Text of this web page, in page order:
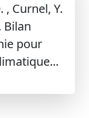
, Curnel, Y.
Bilan
pour